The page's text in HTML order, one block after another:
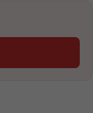
okne